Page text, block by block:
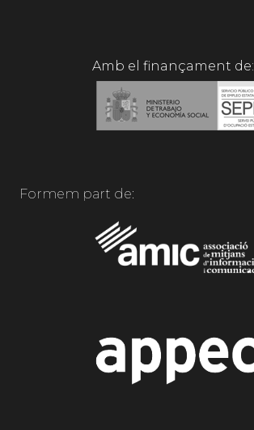
Amb el finançament de:
Formem part de: